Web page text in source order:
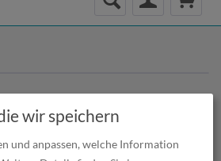
wir speichern
und anpassen, welche Information